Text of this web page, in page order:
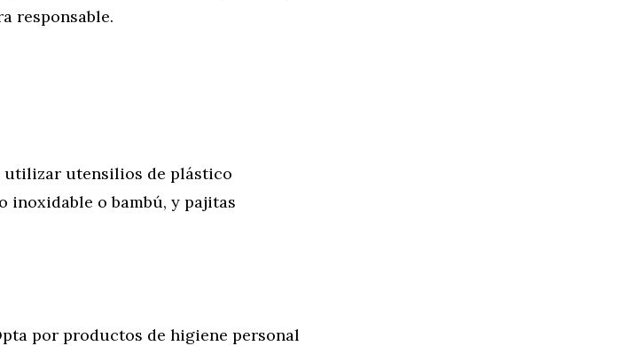
responsable.
utilizar utensilios de plástico
inoxidable o bambú, y pajitas
por productos de higiene personal